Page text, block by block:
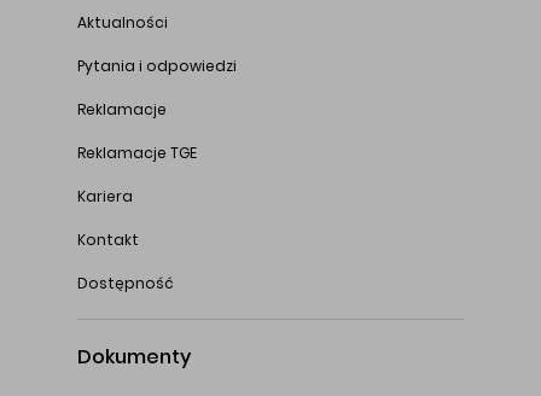
Aktualności
Pytania i odpowiedzi
Reklamacje
Reklamacje TGE
Kariera
Kontakt
Dostępność
Dokumenty